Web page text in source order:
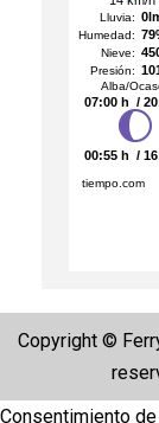
Copyright ©
Consentimiento